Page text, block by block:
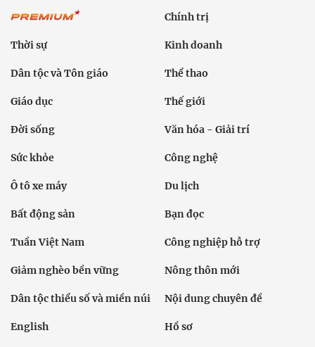
Chính trị
Thời sự Kinh doanh
Dân tộc và Tôn giáo Thể thao
Giáo dục Thế giới
Đời sống Văn hóa - Giải trí
Sức khỏe Công nghệ
Ô tô xe máy Du lịch
Bất động sản Bạn đọc
Tuần Việt Nam Công nghiệp hỗ trợ
Giảm nghèo bền vững Nông thôn mới
Dân tộc thiểu số và miền núi Nội dung chuyên đề
English Hồ sơ